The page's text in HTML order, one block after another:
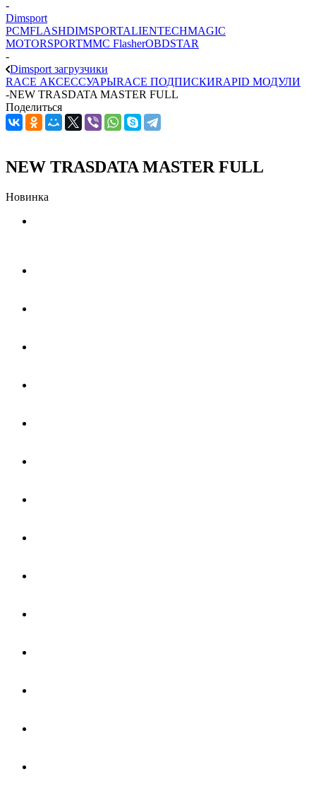
-
Dimsport
PCMFLASHDIMSPORTALIENTECHMAGIC
MOTORSPORTMMC FlasherOBDSTAR
-
Dimsport загрузчики
RACE АКСЕССУАРЫRACE ПОДПИСКИRAPID МОДУЛИ
-NEW TRASDATA MASTER FULL
Поделиться
NEW TRASDATA MASTER FULL
Новинка